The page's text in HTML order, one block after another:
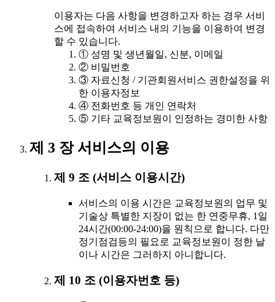
이용자는 다음 사항을 변경하고자 하는 경우 서비
스에 접속하여 서비스 내의 기능을 이용하여 변경
할 수 있습니다.
① 성명 및 생년월일, 신분, 이메일
② 비밀번호
③ 자료신청 / 기관회원서비스 권한설정을 위
한 이용자정보
④ 전화번호 등 개인 연락처
⑤ 기타 교육정보원이 인정하는 경미한 사항
제 3 장 서비스의 이용
제 9 조 (서비스 이용시간)
서비스의 이용 시간은 교육정보원의 업무 및
기술상 특별한 지장이 없는 한 연중무휴, 1일
24시간(00:00-24:00)을 원칙으로 합니다. 다만
정기점검등의 필요로 교육정보원이 정한 날
이나 시간은 그러하지 아니합니다.
제 10 조 (이용자번호 등)